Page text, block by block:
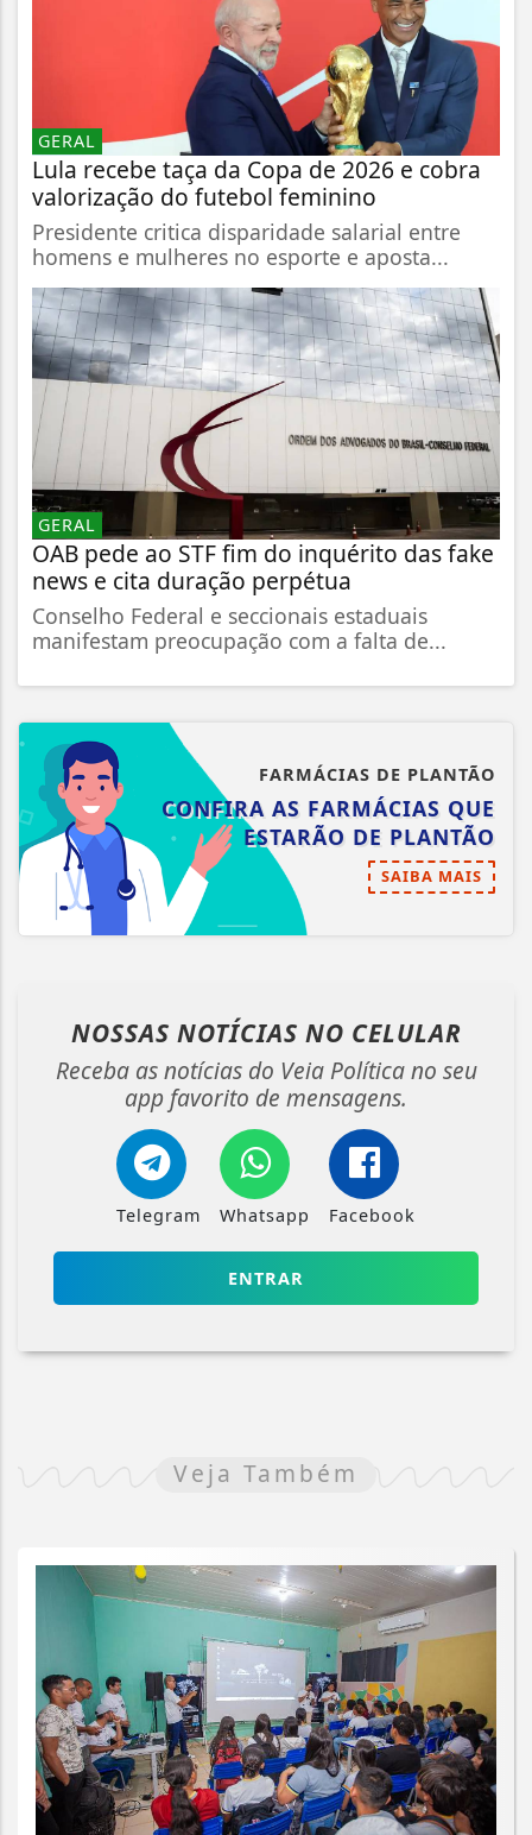
GERAL
Lula recebe taça da Copa de 2026 e cobra
valorização do futebol feminino
Presidente critica disparidade salarial entre
homens e mulheres no esporte e aposta...
GERAL
OAB pede ao STF fim do inquérito das fake
news e cita duração perpétua
Conselho Federal e seccionais estaduais
manifestam preocupação com a falta de...
FARMÁCIAS DE PLANTÃO
CONFIRA AS FARMÁCIAS QUE
ESTARÃO DE PLANTÃO
SAIBA MAIS
NOSSAS NOTÍCIAS NO CELULAR
Receba as notícias do Veia Política no seu
app favorito de mensagens.
Telegram Whatsapp Facebook
ENTRAR
Veja Também